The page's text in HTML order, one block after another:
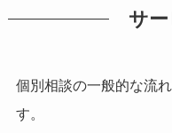
サ
個別相談の一般的な流
す。